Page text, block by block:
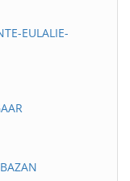
EULALIE-